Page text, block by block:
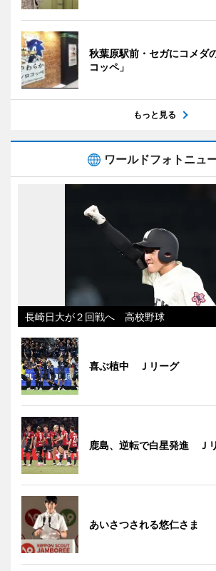
秋葉原駅前・セガにコメダ
コッペ」
もっと見る
ワールドフォトニュ
長崎日大が２回戦へ 高校野球
喜ぶ植中 Ｊリーグ
鹿島、逆転で白星発進 Ｊ
あいさつされる悠仁さま